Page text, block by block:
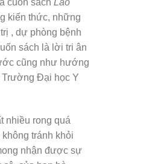
kiến thức, những
, dự phòng bệnh
sách là lời tri ân
cũng như hướng
Trường Đại học Y
nhiều rong quá
tránh khỏi
nhận được sự